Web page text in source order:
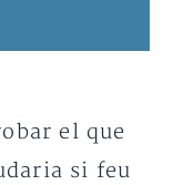
el que
si feu